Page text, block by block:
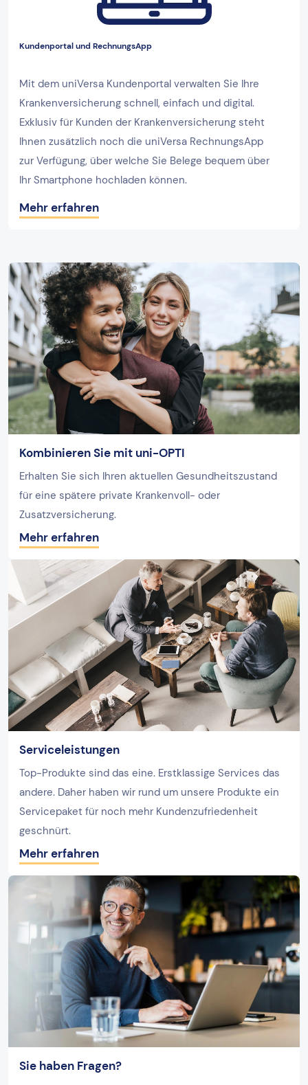
Kundenportal und RechnungsApp
Mit dem uniVersa Kundenportal verwalten Sie Ihre
Krankenversicherung schnell, einfach und digital.
Exklusiv für Kunden der Krankenversicherung steht
Ihnen zusätzlich noch die uniVersa RechnungsApp
zur Verfügung, über welche Sie Belege bequem über
Ihr Smartphone hochladen können.
Mehr erfahren
Kombinieren Sie mit uni-OPTI
Erhalten Sie sich Ihren aktuellen Gesundheitszustand
für eine spätere private Krankenvoll- oder
Zusatzversicherung.
Mehr erfahren
Serviceleistungen
Top-Produkte sind das eine. Erstklassige Services das
andere. Daher haben wir rund um unsere Produkte ein
Servicepaket für noch mehr Kundenzufriedenheit
geschnürt.
Mehr erfahren
Sie haben Fragen?